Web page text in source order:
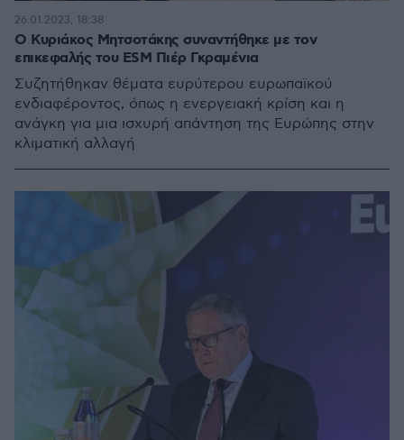
Ο Κυριάκος Μητσοτάκης συναντήθηκε με τον
επικεφαλής του ESM Πιέρ Γκραμένια
Συζητήθηκαν θέματα ευρύτερου ευρωπαϊκού
ενδιαφέροντος, όπως η ενεργειακή κρίση και η
ανάγκη για μια ισχυρή απάντηση της Ευρώπης στην
κλιματική αλλαγή
26.01.2023, 18:38